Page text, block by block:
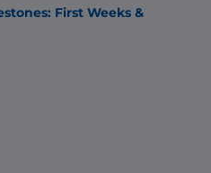
First Weeks &